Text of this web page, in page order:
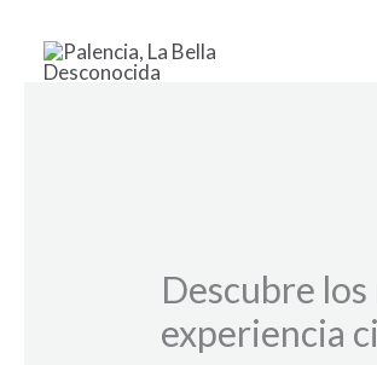
contenido
Descubre
experiencia